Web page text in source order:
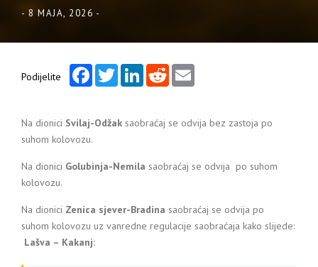
- 8 MAJA, 2026 -
Podijelite
FacebookTwitterLinkedInReddit
Na dionici Svilaj-Odžak saobraćaj se odvija bez zastoja po
suhom kolovozu.
Na dionici Golubinja-Nemila saobraćaj se odvija po suhom
kolovozu.
Na dionici Zenica sjever-Bradina saobraćaj se odvija po
suhom kolovozu uz vanredne regulacije saobraćaja kako slijede:
Lašva – Kakanj: